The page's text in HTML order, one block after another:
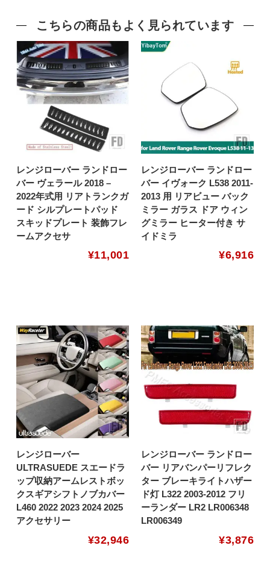
こちらの商品もよく見られています
レンジローバー ランドロー
バー ヴェラール 2018 –
2022年式用 リアトランクガ
ード シルプレートパッド
スキッドプレート 装飾フレ
ームアクセサ
¥11,001
レンジローバー ランドロー
バー イヴォーク L538 2011-
2013 用 リアビュー バック
ミラー ガラス ドア ウィン
グミラー ヒーター付き サ
イドミラ
¥6,916
レンジローバー
ULTRASUEDE スエードラ
ップ収納アームレストボッ
クスギアシフトノブカバー
L460 2022 2023 2024 2025
アクセサリー
¥32,946
レンジローバー ランドロー
バー リアバンパーリフレク
ター ブレーキライトハザー
ド灯 L322 2003-2012 フリ
ーランダー LR2 LR006348
LR006349
¥3,876